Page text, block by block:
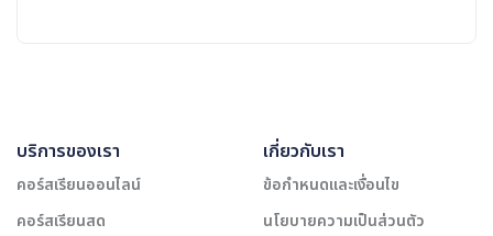
บริการของเรา
คอร์สเรียนออนไลน์
คอร์สเรียนสด
เกี่ยวกับเรา
ข้อกำหนดและเงื่อนไข
นโยบายความเป็นส่วนตัว